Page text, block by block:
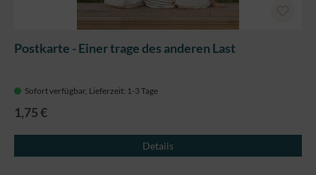
Postkarte - Einer trage des anderen Last
Sofort verfügbar, Lieferzeit: 1-3 Tage
1,75 €
Details